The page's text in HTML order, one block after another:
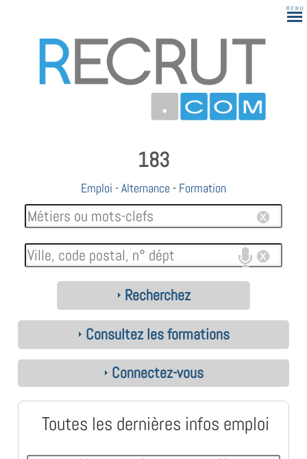
183
Emploi -Alternance - Formation
Recherchez
Consultez les formations
Connectez-vous
Toutes les dernières infos emploi